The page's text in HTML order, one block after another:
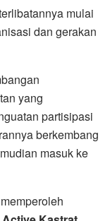
mulai
dan gerakan
yang
partisipasi
berkembang
masuk ke